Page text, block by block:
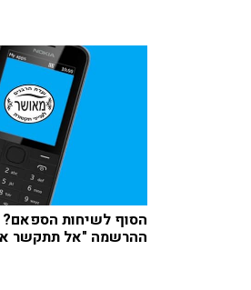
הסוף לשיחות
ההרשמה "אל תתקשר